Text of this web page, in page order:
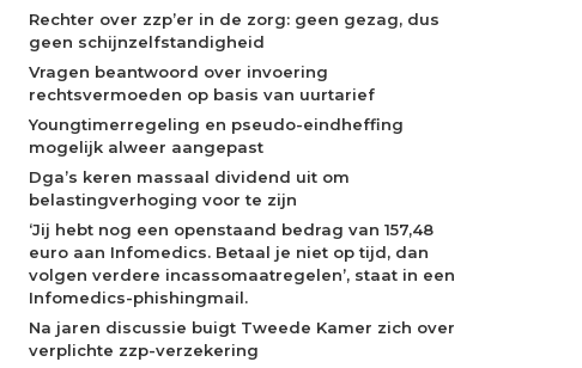
Rechter over zzp’er in de zorg: geen gezag, dus
geen schijnzelfstandigheid
Vragen beantwoord over invoering
rechtsvermoeden op basis van uurtarief
Youngtimerregeling en pseudo-eindheffing
mogelijk alweer aangepast
Dga’s keren massaal dividend uit om
belastingverhoging voor te zijn
‘Jij hebt nog een openstaand bedrag van 157,48
euro aan Infomedics. Betaal je niet op tijd, dan
volgen verdere incassomaatregelen’, staat in een
Infomedics-phishingmail.
Na jaren discussie buigt Tweede Kamer zich over
verplichte zzp-verzekering